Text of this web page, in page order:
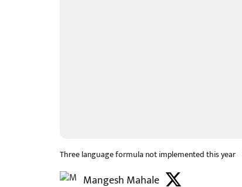
Three language formula not implemented this year
Mangesh Mahale